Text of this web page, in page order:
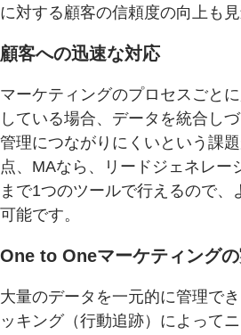
に対する顧客の信頼度の向上も見
顧客への迅速な対応
マーケティングのプロセスごと
している場合、データを統合し
管理につながりにくいという課
点、MAなら、リードジェネレー
まで1つのツールで行えるので、
可能です。
One to Oneマーケティング
大量のデータを一元的に管理で
ッキング（行動追跡）によって